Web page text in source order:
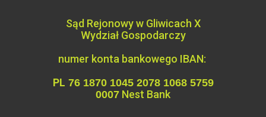
Sąd Rejonowy w Gliwicach X
Wydział Gospodarczy
numer konta bankowego IBAN:
PL 76 1870 1045 2078 1068 5759
0007 Nest Bank